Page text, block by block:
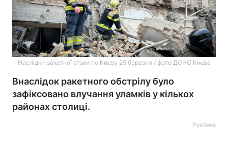
Наслідки ракетної атаки по Києву 25 березня / фото ДСНС Києва
Внаслідок ракетного обстрілу було
зафіксовано влучання уламків у кількох
районах столиці.
Реклама